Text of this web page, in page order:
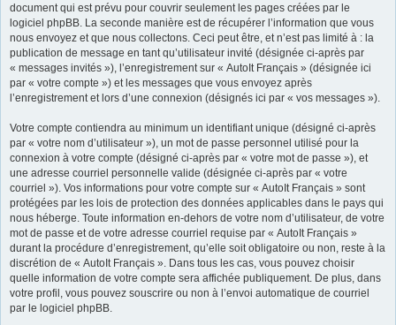
document qui est prévu pour couvrir seulement les pages créées par le
logiciel phpBB. La seconde manière est de récupérer l’information que vous
nous envoyez et que nous collectons. Ceci peut être, et n’est pas limité à : la
publication de message en tant qu’utilisateur invité (désignée ci-après par
« messages invités »), l’enregistrement sur « AutoIt Français » (désignée ici
par « votre compte ») et les messages que vous envoyez après
l’enregistrement et lors d’une connexion (désignés ici par « vos messages »).
Votre compte contiendra au minimum un identifiant unique (désigné ci-après
par « votre nom d’utilisateur »), un mot de passe personnel utilisé pour la
connexion à votre compte (désigné ci-après par « votre mot de passe »), et
une adresse courriel personnelle valide (désignée ci-après par « votre
courriel »). Vos informations pour votre compte sur « AutoIt Français » sont
protégées par les lois de protection des données applicables dans le pays qui
nous héberge. Toute information en-dehors de votre nom d’utilisateur, de votre
mot de passe et de votre adresse courriel requise par « AutoIt Français »
durant la procédure d’enregistrement, qu’elle soit obligatoire ou non, reste à la
discrétion de « AutoIt Français ». Dans tous les cas, vous pouvez choisir
quelle information de votre compte sera affichée publiquement. De plus, dans
votre profil, vous pouvez souscrire ou non à l’envoi automatique de courriel
par le logiciel phpBB.